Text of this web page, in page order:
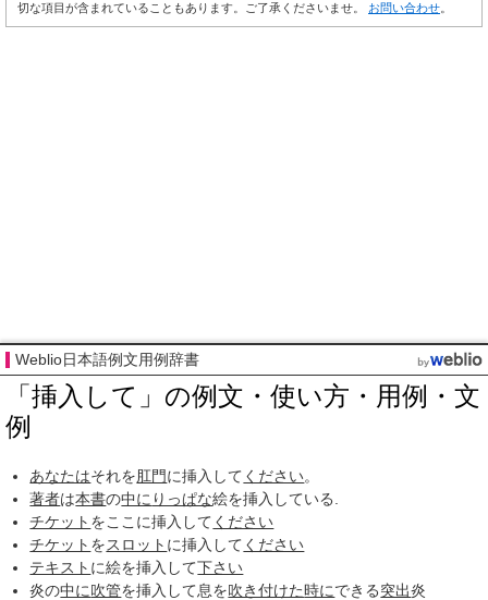
切な項目が含まれていることもあります。ご了承くださいませ。 お問い合わせ
Weblio日本語例文用例辞書
「挿入して」の例文・使い方・用例・文
例
あなたはそれを肛門に挿入して ください。
著者は本書の中に りっぱな絵を挿入している.
チケット をここに挿入して ください
チケット をスロット に挿入して ください
テキスト に絵を挿入して下さい
炎の中に吹管を挿入して息を吹き付けた時にできる突出炎